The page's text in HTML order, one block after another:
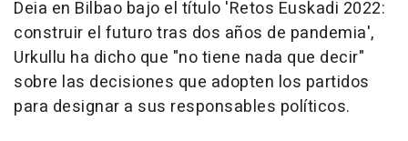
Deia en Bilbao bajo el título 'Retos Euskadi 2022:
construir el futuro tras dos años de pandemia',
Urkullu ha dicho que "no tiene nada que decir"
sobre las decisiones que adopten los partidos
para designar a sus responsables políticos.